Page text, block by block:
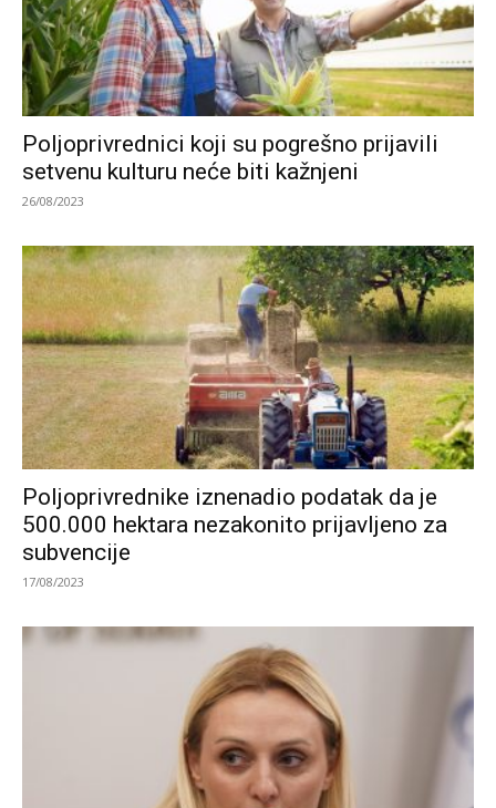
Poljoprivrednici koji su pogrešno prijavili
setvenu kulturu neće biti kažnjeni
26/08/2023
Poljoprivrednike iznenadio podatak da je
500.000 hektara nezakonito prijavljeno za
subvencije
17/08/2023